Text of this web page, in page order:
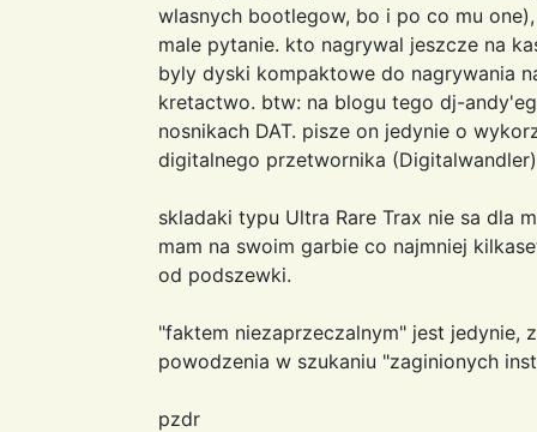
wlasnych bootlegow, bo i po co mu
male pytanie. kto nagrywal jeszcze na
byly dyski kompaktowe do nagrywania
kretactwo. btw: na blogu tego dj-
nosnikach DAT. pisze on jedynie o
digitalnego przetwornika
skladaki typu Ultra Rare Trax nie sa dla
mam na swoim garbie co najmniej
od podszewki.
"faktem niezaprzeczalnym" jest jedynie,
powodzenia w szukaniu "zaginionych
pzdr